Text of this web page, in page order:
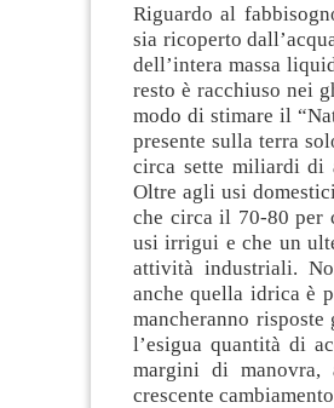
Riguardo al
sia ricoperto
dell’intera massa
resto è racchiuso nei
modo di stimare il
presente sulla terra
circa sette miliardi di
Oltre agli usi
che circa il 70-80 per
usi irrigui e che un
attività industriali.
anche quella idrica è
mancheranno
l’esigua quantità di
margini di manovra,
crescente